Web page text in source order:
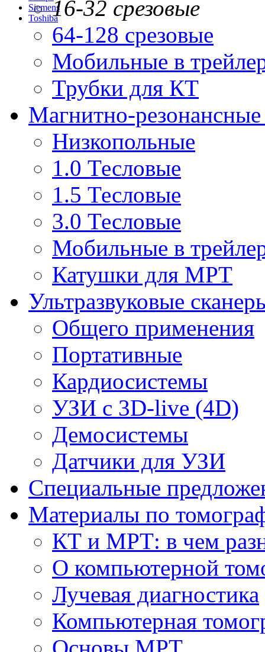
Siemens
Toshiba16-32 срезовые
64-128 срезовые
Мобильные в
Трубки для КТ
Магнитно-
Низкопольные
1.0 Тесловые
1.5 Тесловые
3.0 Тесловые
Мобильные в
Катушки для МРТ
Ультразвуковые
Общего применения
Портативные
Кардиосистемы
УЗИ с 3D-live (4D)
Демосистемы
Датчики для УЗИ
Cпециальные
Материалы по
КТ и МРТ: в чем
О компьютерной
Лучевая диагностика
Компьютерная